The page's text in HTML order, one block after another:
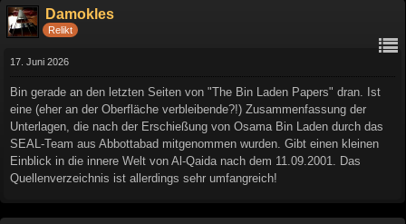
Damokles
Relikt
17. Juni 2026
Bin gerade an den letzten Seiten von "The Bin Laden Papers" dran. Ist
eine (eher an der Oberfläche verbleibende?!) Zusammenfassung der
Unterlagen, die nach der Erschießung von Osama Bin Laden durch das
SEAL-Team aus Abbottabad mitgenommen wurden. Gibt einen kleinen
Einblick in die innere Welt von Al-Qaida nach dem 11.09.2001. Das
Quellenverzeichnis ist allerdings sehr umfangreich!